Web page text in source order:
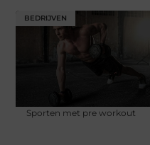
BEDRIJVEN
Sporten met pre workout